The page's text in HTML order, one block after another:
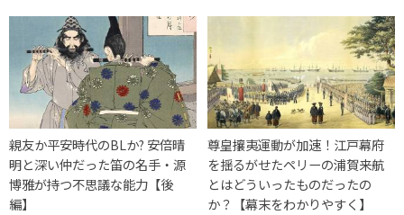
親友か平安時代のBLか? 安倍晴
明と深い仲だった笛の名手・源
博雅が持つ不思議な能力【後
編】
尊皇攘夷運動が加速！江戸幕府
を揺るがせたペリーの浦賀来航
とはどういったものだったの
か？【幕末をわかりやすく】